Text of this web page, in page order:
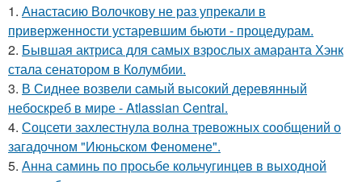
1. Анастасию Волочкову не раз упрекали в
приверженности устаревшим бьюти - процедурам.
2. Бывшая актриса для самых взрослых амаранта Хэнк
стала сенатором в Колумбии.
3. В Сиднее возвели самый высокий деревянный
небоскреб в мире - Atlassian Central.
4. Соцсети захлестнула волна тревожных сообщений о
загадочном "Июньском Феномене".
5. Анна саминь по просьбе кольчугинцев в выходной